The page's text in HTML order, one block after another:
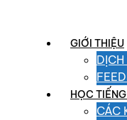
GIỚI THIỆU
DỊCH
HỌC
CÁC